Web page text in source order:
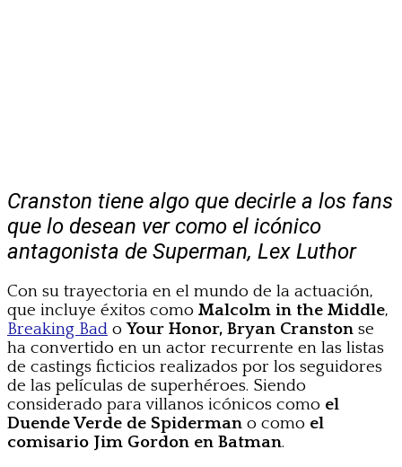
Cranston tiene algo que decirle a los fans
que lo desean ver como el icónico
antagonista de Superman, Lex Luthor
Con su trayectoria en el mundo de la actuación,
que incluye éxitos como Malcolm in the Middle,
Breaking Bad oYour Honor, Bryan Cranston se
ha convertido en un actor recurrente en las listas
de castings ficticios realizados por los seguidores
de las películas de superhéroes. Siendo
considerado para villanos icónicos como el
Duende Verde de Spiderman o como el
comisario Jim Gordon en Batman.